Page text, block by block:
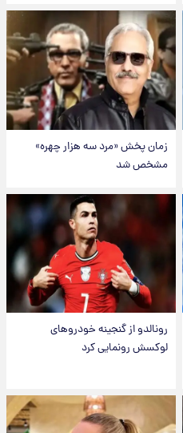
زمان پخش «مرد سه هزار چهره»
مشخص شد
رونالدو از گنجینه خودروهای
لوکسش رونمایی کرد